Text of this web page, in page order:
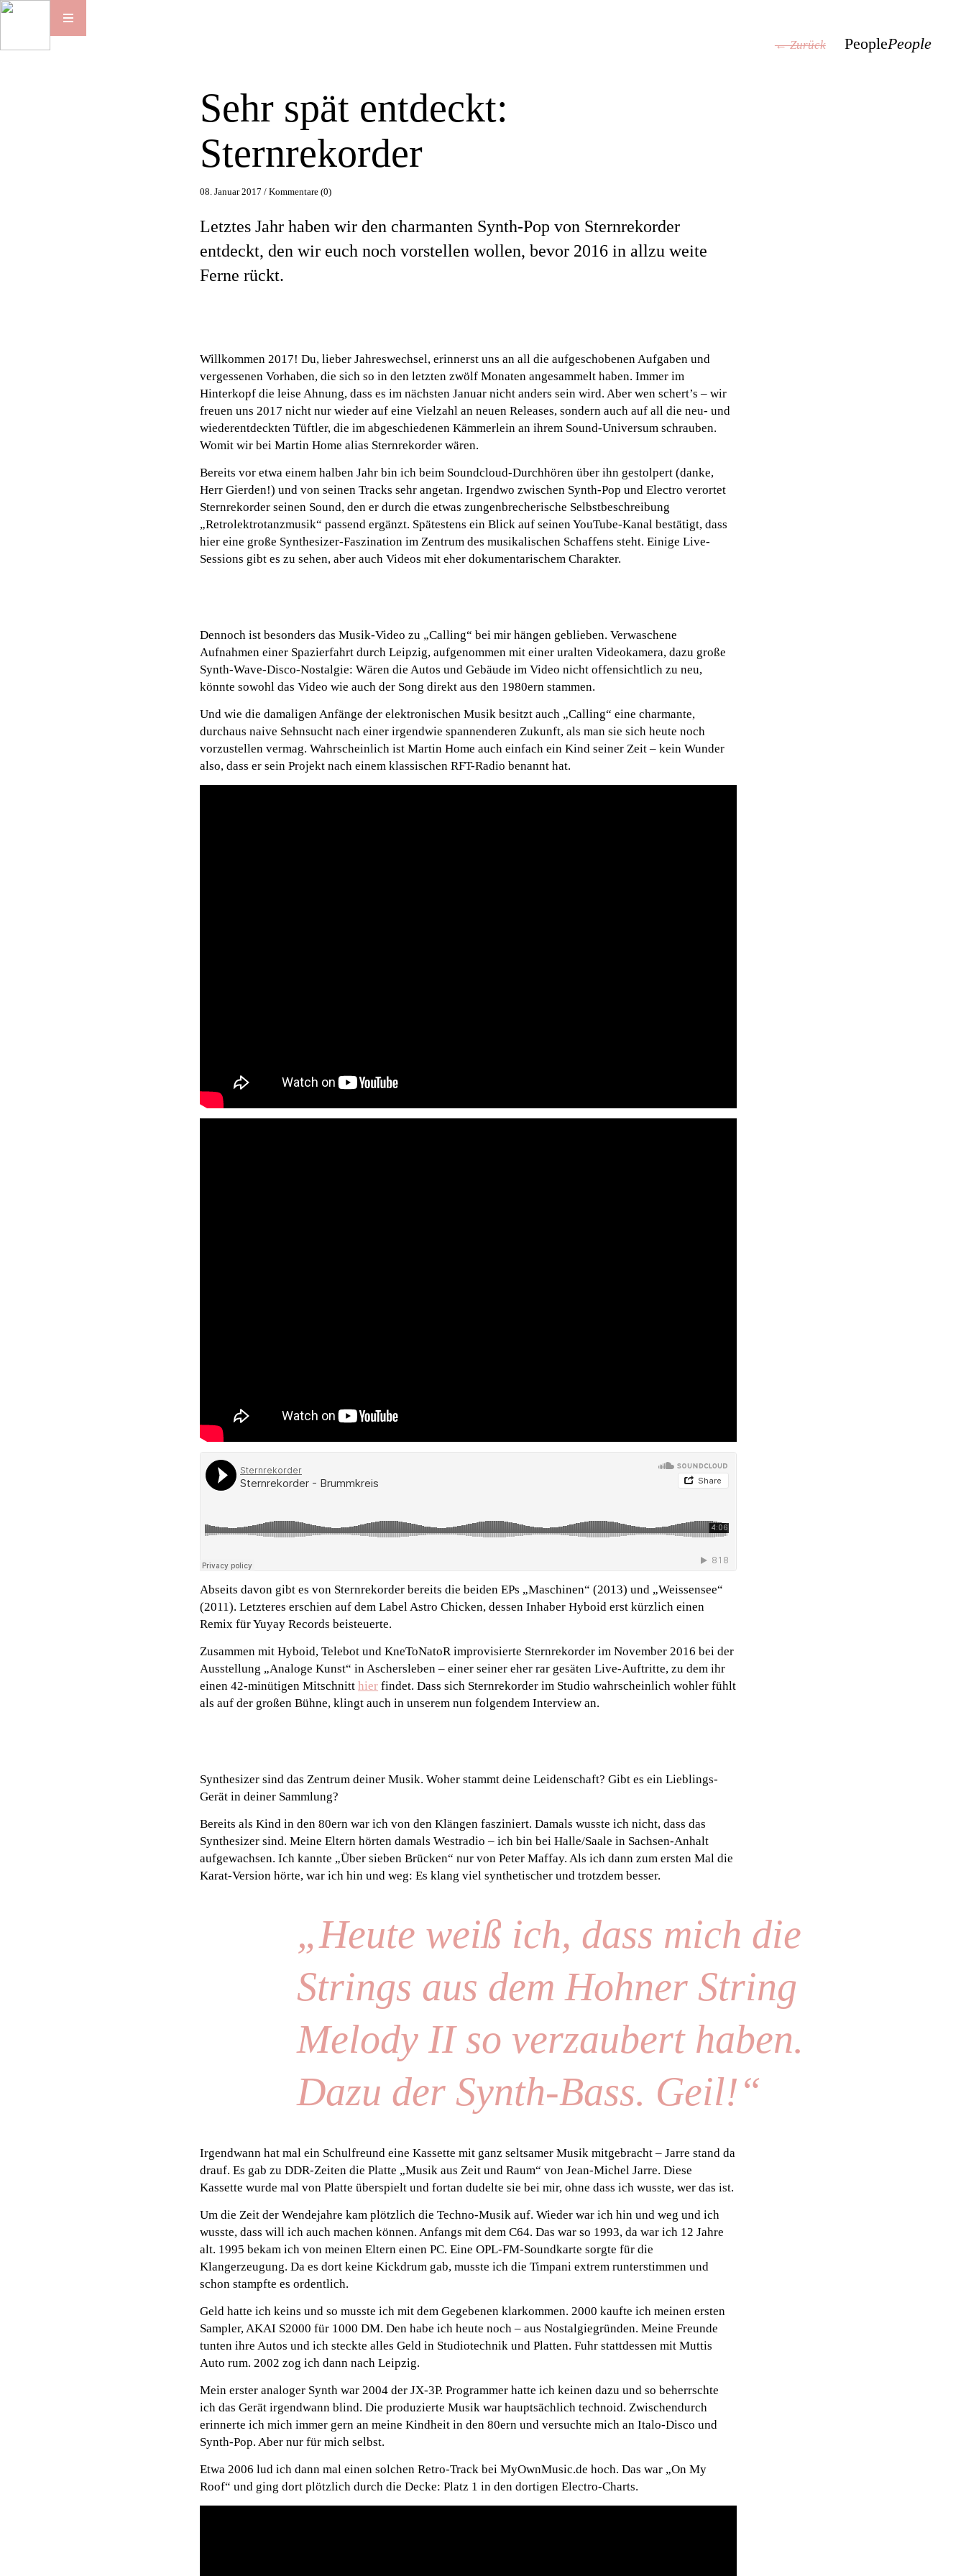
← Zurück PeoplePeople
Sehr spät entdeckt:
Sternrekorder
08. Januar 2017 /Kommentare (0)
Letztes Jahr haben wir den charmanten Synth-Pop von Sternrekorder
entdeckt, den wir euch noch vorstellen wollen, bevor 2016 in allzu weite
Ferne rückt.
Willkommen 2017! Du, lieber Jahreswechsel, erinnerst uns an all die aufgeschobenen Aufgaben und
vergessenen Vorhaben, die sich so in den letzten zwölf Monaten angesammelt haben. Immer im
Hinterkopf die leise Ahnung, dass es im nächsten Januar nicht anders sein wird. Aber wen schert’s – wir
freuen uns 2017 nicht nur wieder auf eine Vielzahl an neuen Releases, sondern auch auf all die neu- und
wiederentdeckten Tüftler, die im abgeschiedenen Kämmerlein an ihrem Sound-Universum schrauben.
Womit wir bei Martin Home alias Sternrekorder wären.
Bereits vor etwa einem halben Jahr bin ich beim Soundcloud-Durchhören über ihn gestolpert (danke,
Herr Gierden!) und von seinen Tracks sehr angetan. Irgendwo zwischen Synth-Pop und Electro verortet
Sternrekorder seinen Sound, den er durch die etwas zungenbrecherische Selbstbeschreibung
„Retrolektrotanzmusik“ passend ergänzt. Spätestens ein Blick auf seinen YouTube-Kanal bestätigt, dass
hier eine große Synthesizer-Faszination im Zentrum des musikalischen Schaffens steht. Einige Live-
Sessions gibt es zu sehen, aber auch Videos mit eher dokumentarischem Charakter.
Dennoch ist besonders das Musik-Video zu „Calling“ bei mir hängen geblieben. Verwaschene
Aufnahmen einer Spazierfahrt durch Leipzig, aufgenommen mit einer uralten Videokamera, dazu große
Synth-Wave-Disco-Nostalgie: Wären die Autos und Gebäude im Video nicht offensichtlich zu neu,
könnte sowohl das Video wie auch der Song direkt aus den 1980ern stammen.
Und wie die damaligen Anfänge der elektronischen Musik besitzt auch „Calling“ eine charmante,
durchaus naive Sehnsucht nach einer irgendwie spannenderen Zukunft, als man sie sich heute noch
vorzustellen vermag. Wahrscheinlich ist Martin Home auch einfach ein Kind seiner Zeit – kein Wunder
also, dass er sein Projekt nach einem klassischen RFT-Radio benannt hat.
Abseits davon gibt es von Sternrekorder bereits die beiden EPs „Maschinen“ (2013) und „Weissensee“
(2011). Letzteres erschien auf dem Label Astro Chicken, dessen Inhaber Hyboid erst kürzlich einen
Remix für Yuyay Records beisteuerte.
Zusammen mit Hyboid, Telebot und KneToNatoR improvisierte Sternrekorder im November 2016 bei der
Ausstellung „Analoge Kunst“ in Aschersleben – einer seiner eher rar gesäten Live-Auftritte, zu dem ihr
einen 42-minütigen Mitschnitthier findet. Dass sich Sternrekorder im Studio wahrscheinlich wohler fühlt
als auf der großen Bühne, klingt auch in unserem nun folgendem Interview an.
Synthesizer sind das Zentrum deiner Musik. Woher stammt deine Leidenschaft? Gibt es ein Lieblings-
Gerät in deiner Sammlung?
Bereits als Kind in den 80ern war ich von den Klängen fasziniert. Damals wusste ich nicht, dass das
Synthesizer sind. Meine Eltern hörten damals Westradio – ich bin bei Halle/Saale in Sachsen-Anhalt
aufgewachsen. Ich kannte „Über sieben Brücken“ nur von Peter Maffay. Als ich dann zum ersten Mal die
Karat-Version hörte, war ich hin und weg: Es klang viel synthetischer und trotzdem besser.
„Heute weiß ich, dass mich die
Strings aus dem Hohner String
Melody II so verzaubert haben.
Dazu der Synth-Bass. Geil!“
Irgendwann hat mal ein Schulfreund eine Kassette mit ganz seltsamer Musik mitgebracht – Jarre stand da
drauf. Es gab zu DDR-Zeiten die Platte „Musik aus Zeit und Raum“ von Jean-Michel Jarre. Diese
Kassette wurde mal von Platte überspielt und fortan dudelte sie bei mir, ohne dass ich wusste, wer das ist.
Um die Zeit der Wendejahre kam plötzlich die Techno-Musik auf. Wieder war ich hin und weg und ich
wusste, dass will ich auch machen können. Anfangs mit dem C64. Das war so 1993, da war ich 12 Jahre
alt. 1995 bekam ich von meinen Eltern einen PC. Eine OPL-FM-Soundkarte sorgte für die
Klangerzeugung. Da es dort keine Kickdrum gab, musste ich die Timpani extrem runterstimmen und
schon stampfte es ordentlich.
Geld hatte ich keins und so musste ich mit dem Gegebenen klarkommen. 2000 kaufte ich meinen ersten
Sampler, AKAI S2000 für 1000 DM. Den habe ich heute noch – aus Nostalgiegründen. Meine Freunde
tunten ihre Autos und ich steckte alles Geld in Studiotechnik und Platten. Fuhr stattdessen mit Muttis
Auto rum. 2002 zog ich dann nach Leipzig.
Mein erster analoger Synth war 2004 der JX-3P. Programmer hatte ich keinen dazu und so beherrschte
ich das Gerät irgendwann blind. Die produzierte Musik war hauptsächlich technoid. Zwischendurch
erinnerte ich mich immer gern an meine Kindheit in den 80ern und versuchte mich an Italo-Disco und
Synth-Pop. Aber nur für mich selbst.
Etwa 2006 lud ich dann mal einen solchen Retro-Track bei MyOwnMusic.de hoch. Das war „On My
Roof“ und ging dort plötzlich durch die Decke: Platz 1 in den dortigen Electro-Charts.